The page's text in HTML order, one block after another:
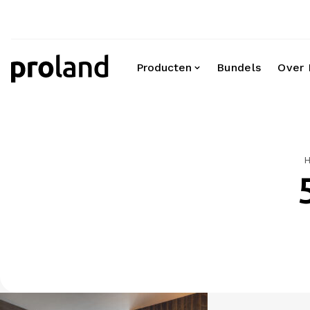
Producten Bundels Over